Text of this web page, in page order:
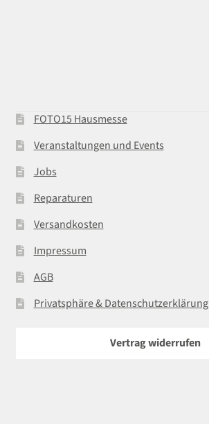
FOTO15 Hausmesse
Veranstaltungen und Events
Jobs
Reparaturen
Versandkosten
Impressum
AGB
Privatsphäre & Datenschutzerklärung
Vertrag widerrufen